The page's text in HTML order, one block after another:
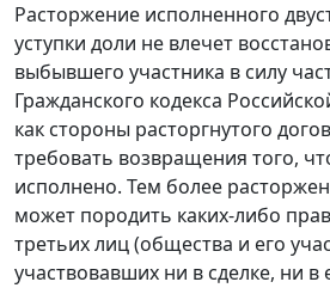
Расторжение исполненного
уступки доли не влечет
выбывшего участника в силу
Гражданского кодекса
как стороны расторгнутого
требовать возвращения того,
исполнено. Тем более
может породить каких-либо
третьих лиц (общества и его
участвовавших ни в сделке, ни в